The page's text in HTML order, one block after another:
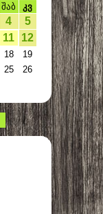
შაბ კვ
4
5
11
12
18
19
25 26